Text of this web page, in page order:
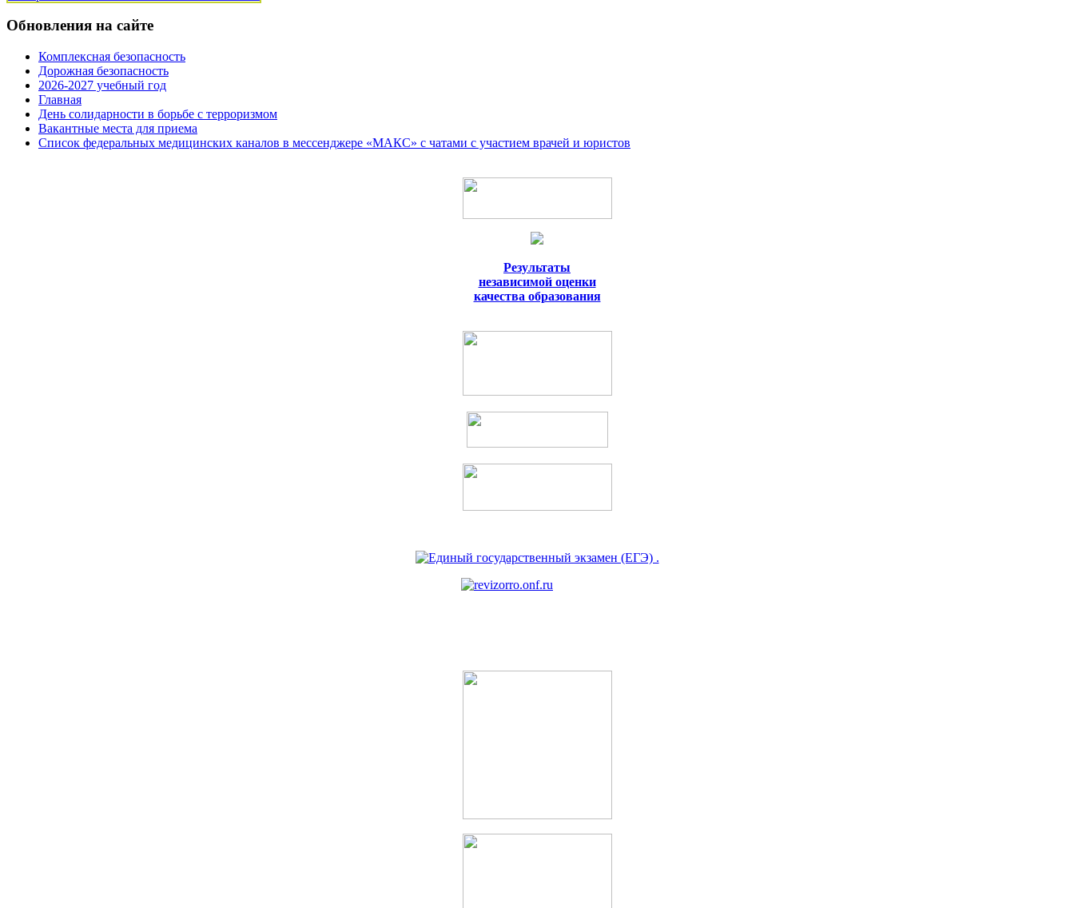
Обновления на сайте
Комплексная безопасность
Дорожная безопасность
2026-2027 учебный год
Главная
День солидарности в борьбе с терроризмом
Вакантные места для приема
Список федеральных медицинских каналов в мессенджере «МАКС» с чатами с участием врачей и юристов
Результаты
независимой оценки
качества образования